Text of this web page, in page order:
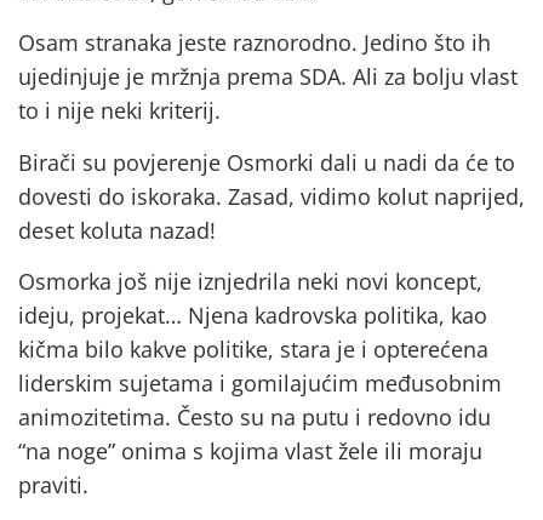
Osam stranaka jeste raznorodno. Jedino što ih
ujedinjuje je mržnja prema SDA. Ali za bolju vlast
to i nije neki kriterij.
Birači su povjerenje Osmorki dali u nadi da će to
dovesti do iskoraka. Zasad, vidimo kolut naprijed,
deset koluta nazad!
Osmorka još nije iznjedrila neki novi koncept,
ideju, projekat… Njena kadrovska politika, kao
kičma bilo kakve politike, stara je i opterećena
liderskim sujetama i gomilajućim međusobnim
animozitetima. Često su na putu i redovno idu
“na noge” onima s kojima vlast žele ili moraju
praviti.